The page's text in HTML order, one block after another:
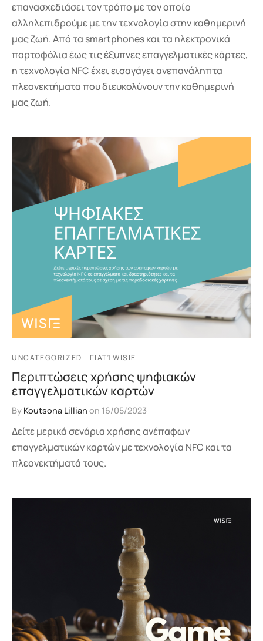
επανασχεδιάσει τον τρόπο με τον οποίο
αλληλεπιδρούμε με την τεχνολογία στην καθημερινή
μας ζωή. Από τα smartphones και τα ηλεκτρονικά
πορτοφόλια έως τις έξυπνες επαγγελματικές κάρτες,
η τεχνολογία NFC έχει εισαγάγει ανεπανάληπτα
πλεονεκτήματα που διευκολύνουν την καθημερινή
μας ζωή.
UNCATEGORIZED ΓΙΑΤΊ WISIE
Περιπτώσεις χρήσης ψηφιακών
επαγγελματικών καρτών
By Koutsona Lillian on 16/05/2023
Δείτε μερικά σενάρια χρήσης ανέπαφων
επαγγελματικών καρτών με τεχνολογία NFC και τα
πλεονεκτήματά τους.